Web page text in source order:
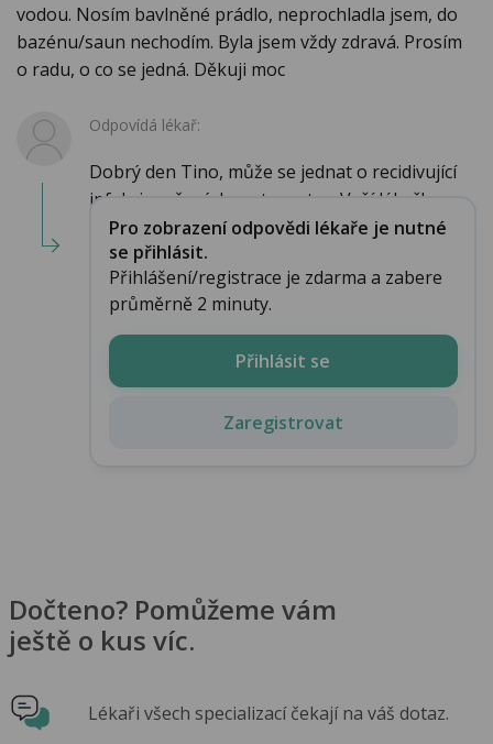
vodou. Nosím bavlněné prádlo, neprochladla jsem, do
bazénu/saun nechodím. Byla jsem vždy zdravá. Prosím
o radu, o co se jedná. Děkuji moc
Odpovídá lékař:
Dobrý den Tino, může se jednat o recidivující
infekci močových cest, postup Vaší lékařky ...
Pro zobrazení odpovědi lékaře je nutné
se přihlásit.
Přihlášení/registrace je zdarma a zabere
průměrně 2 minuty.
Přihlásit se
Zaregistrovat
Dočteno? Pomůžeme vám
ještě o kus víc.
Lékaři všech specializací čekají na váš dotaz.